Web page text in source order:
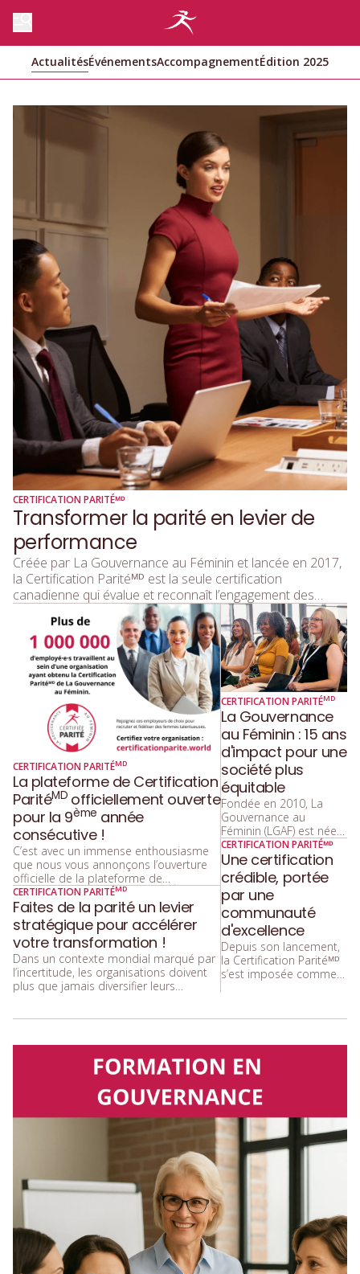
ActualitésÉvénementsAccompagnementÉdition 2025
CERTIFICATION PARITÉᴹᴰ
Transformer la parité en levier de
performance
Créée par La Gouvernance au Féminin et lancée en 2017,
la Certification Paritéᴹᴰ est la seule certification
canadienne qui évalue et reconnaît l’engagement des
organisations en matière d’équité entre les genres. Elle a
été conçue pour répondre aux enjeux globaux de diversité
tout en tenant compte des réalités locales. Son objectif est
clair : transformer les milieux de travail afin que la parité
devienne une norme et non plus un idéal.
CERTIFICATION PARITÉMD
La plateforme de Certification
ParitéMD officiellement ouverte
pour la 9ème année
consécutive !
C’est avec un immense enthousiasme
que nous vous annonçons l’ouverture
officielle de la plateforme de
Certification ParitéMDpour sa 9 ème
année consécutive ! Vous pouvez dès à
présent commencer à remplir le
questionnaire.
CERTIFICATION PARITÉMD
Faites de la parité un levier
stratégique pour accélérer
votre transformation !
Dans un contexte mondial marqué par
l’incertitude, les organisations doivent
plus que jamais diversifier leurs
nouveaux marchés. Ce n’est donc
efforts pour plus d’équité dans nos
milieux de travail : c’est au contraire le
moment d’intensifier notre
engagement. Miser sur la parité, c’est se
donner les moyens d’une croissance
durable, inclusive et résiliente.
CERTIFICATION PARITÉMD
La Gouvernance
au Féminin : 15 ans
d'impact pour une
société plus
équitable
Fondée en 2010, La
Gouvernance au
Féminin (LGAF) est née
d’une ambition forte :
faire progresser l’égalité
des genres dans les
milieux décisionnels et
contribuer à des
environnements de
travail plus justes,
inclusifs et
représentatifs.
CERTIFICATION PARITÉᴹᴰ
Une certification
crédible, portée
par une
communauté
d'excellence
Depuis son lancement,
la Certification Paritéᴹᴰ
s’est imposée comme
canadienne en
gouvernance et parité à
avoir su rallier autant
d’un standard commun.